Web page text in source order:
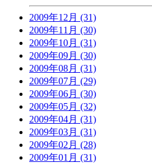
2009年12月 (31)
2009年11月 (30)
2009年10月 (31)
2009年09月 (30)
2009年08月 (31)
2009年07月 (29)
2009年06月 (30)
2009年05月 (32)
2009年04月 (31)
2009年03月 (31)
2009年02月 (28)
2009年01月 (31)